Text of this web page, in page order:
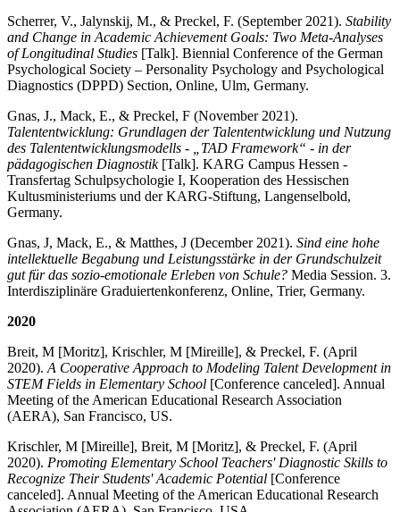
Scherrer, V., Jalynskij, M., & Preckel, F. (September 2021). Stability
and Change in Academic Achievement Goals: Two Meta-Analyses
of Longitudinal Studies [Talk]. Biennial Conference of the German
Psychological Society – Personality Psychology and Psychological
Diagnostics (DPPD) Section, Online, Ulm, Germany.
Gnas, J., Mack, E., & Preckel, F (November 2021).
Talententwicklung: Grundlagen der Talententwicklung und Nutzung
des Talententwicklungsmodells - „TAD Framework“ - in der
pädagogischen Diagnostik[Talk]. KARG Campus Hessen -
Transfertag Schulpsychologie I, Kooperation des Hessischen
Kultusministeriums und der KARG-Stiftung, Langenselbold,
Germany.
Gnas, J, Mack, E., & Matthes, J (December 2021). Sind eine hohe
intellektuelle Begabung und Leistungsstärke in der Grundschulzeit
gut für das sozio-emotionale Erleben von Schule? Media Session. 3.
Interdisziplinäre Graduiertenkonferenz, Online, Trier, Germany.
2020
Breit, M [Moritz], Krischler, M [Mireille], & Preckel, F. (April
2020). A Cooperative Approach to Modeling Talent Development in
STEM Fields in Elementary School [Conference canceled]. Annual
Meeting of the American Educational Research Association
(AERA), San Francisco, US.
Krischler, M [Mireille], Breit, M [Moritz], & Preckel, F. (April
2020). Promoting Elementary School Teachers' Diagnostic Skills to
Recognize Their Students' Academic Potential [Conference
canceled]. Annual Meeting of the American Educational Research